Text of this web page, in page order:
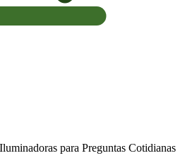
para Preguntas Cotidianas